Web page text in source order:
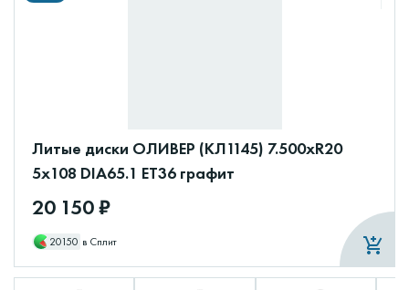
Литые диски ОЛИВЕР (КЛ1145) 7.500xR20
5x108 DIA65.1 ET36 графит
20 150 ₽
20150 в Сплит